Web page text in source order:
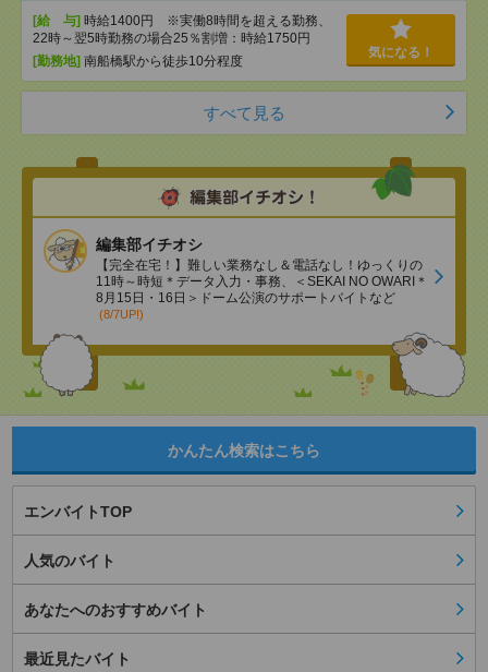
[給 与] 時給1400円 ※実働8時間を超える勤務、
22時～翌5時勤務の場合25％割増：時給1750円
[勤務地] 南船橋駅から徒歩10分程度
気になる！
すべて見る
編集部イチオシ
【完全在宅！】難しい業務なし＆電話なし！ゆっくりの
11時～時短＊データ入力・事務、＜SEKAI NO OWARI＊
8月15日・16日＞ドーム公演のサポートバイトなど
(8/7UP!)
かんたん検索はこちら
エンバイトTOP
人気のバイト
あなたへのおすすめバイト
最近見たバイト